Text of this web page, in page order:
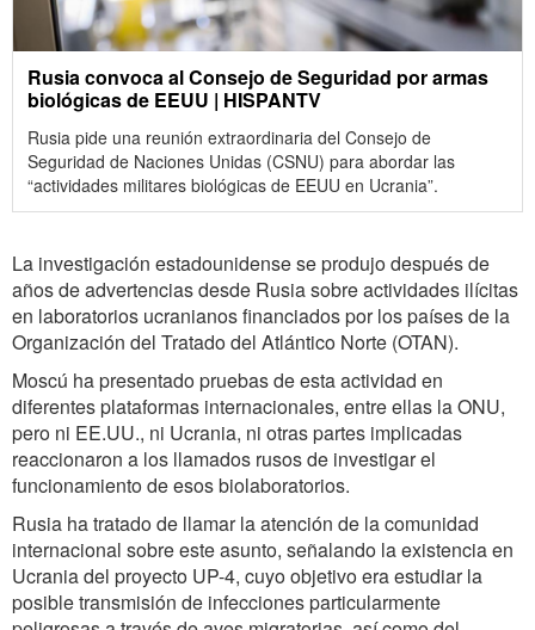
Rusia convoca al Consejo de Seguridad por armas
biológicas de EEUU | HISPANTV
Rusia pide una reunión extraordinaria del Consejo de
Seguridad de Naciones Unidas (CSNU) para abordar las
“actividades militares biológicas de EEUU en Ucrania”.
La investigación estadounidense se produjo después de
años de advertencias desde Rusia sobre actividades ilícitas
en laboratorios ucranianos financiados por los países de la
Organización del Tratado del Atlántico Norte (OTAN).
Moscú hapresentadopruebas de esta actividad en
diferentes plataformas internacionales, entre ellas la ONU,
pero ni EE.UU., ni Ucrania, ni otras partes implicadas
reaccionaron a los llamados rusos de investigar el
funcionamiento de esos biolaboratorios.
Rusia ha tratado de llamar la atención de la comunidad
internacional sobre este asunto, señalando la existencia en
Ucrania del proyecto UP-4, cuyo objetivo era estudiar la
posible transmisión de infecciones particularmente